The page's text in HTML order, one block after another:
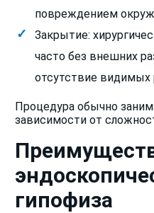
повреждением
Закрытие:
часто без внешних
отсутствие видимых
Процедура обычно
зависимости от
гипофиза